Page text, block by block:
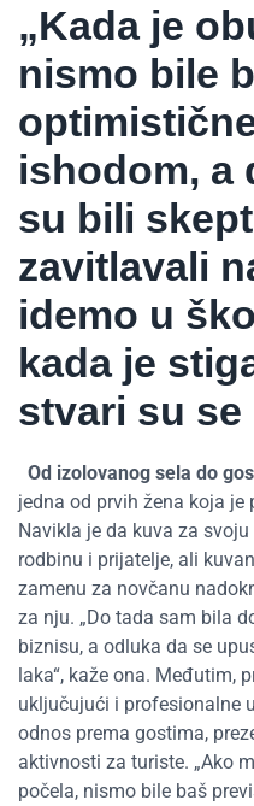
„Kada je
nismo bile
ishodom, a
su bili
zavitlavali
idemo u
kada je
stvari su se
Od izolovanog sela do
jedna od prvih žena koja
Navikla je da kuva za
rodbinu i prijatelje, ali
zamenu za novčanu
za nju. „Do tada sam bila
biznisu, a odluka da se
laka“, kaže ona. Međutim,
uključujući i profesionalne
odnos prema gostima,
aktivnosti za turiste. „Ako
počela, nismo bile baš